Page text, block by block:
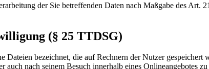
der Sie betreffenden Daten nach Maßgabe des
(§ 25 TTDSG)
Dateien bezeichnet, die auf Rechnern der Nutzer
auch nach seinem Besuch innerhalb eines Onlineangebotes zu